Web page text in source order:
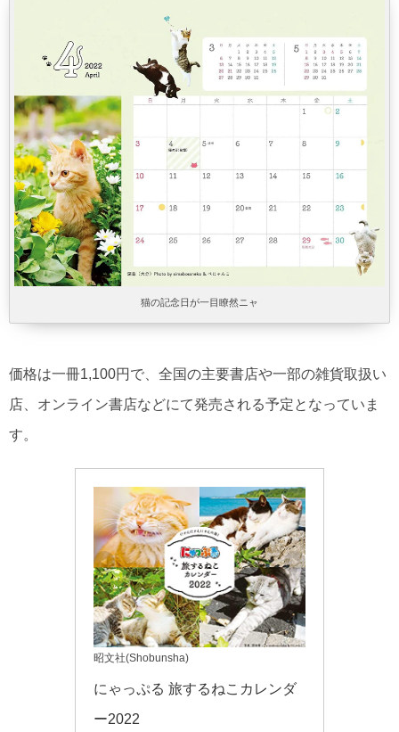
猫の記念日が一目瞭然ニャ
価格は一冊1,100円で、全国の主要書店や一部の雑貨取扱い
店、オンライン書店などにて発売される予定となっていま
す。
昭文社(Shobunsha)
にゃっぷる 旅するねこカレンダ
ー2022